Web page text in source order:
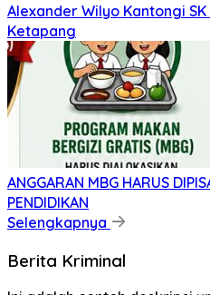
Alexander Wilyo Kantongi SK
Ketapang
ANGGARAN MBG HARUS
PENDIDIKAN
Selengkapnya
Berita Kriminal